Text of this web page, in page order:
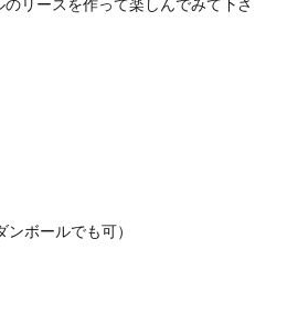
リースを作って楽しんでみて下さ
ボールでも可）